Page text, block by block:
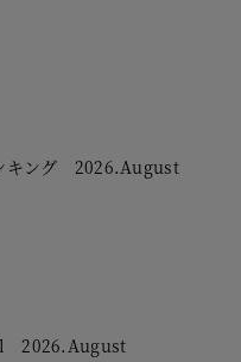
キング 2026.August
2026.August